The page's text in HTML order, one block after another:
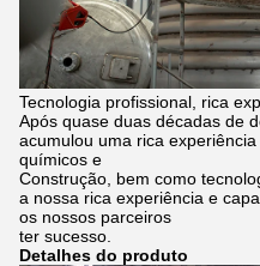
Tecnologia profissional, rica
Após quase duas décadas de
acumulou uma rica
químicos e
Construção, bem como
a nossa rica experiência e
os nossos parceiros
ter sucesso.
Detalhes do produto